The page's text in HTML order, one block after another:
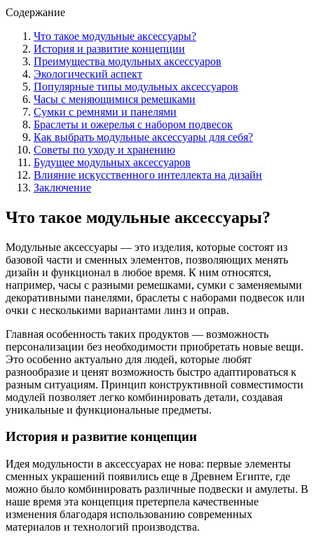
Содержание
Что такое модульные аксессуары?
История и развитие концепции
Преимущества модульных аксессуаров
Экологический аспект
Популярные типы модульных аксессуаров
Часы с меняющимися ремешками
Сумки с ремнями и панелями
Браслеты и ожерелья с набором подвесок
Как выбрать модульные аксессуары для себя?
Советы по уходу и хранению
Будущее модульных аксессуаров
Влияние искусственного интеллекта на дизайн
Заключение
Что такое модульные аксессуары?
Модульные аксессуары — это изделия, которые состоят из
базовой части и сменных элементов, позволяющих менять
дизайн и функционал в любое время. К ним относятся,
например, часы с разными ремешками, сумки с заменяемыми
декоративными панелями, браслеты с наборами подвесок или
очки с несколькими вариантами линз и оправ.
Главная особенность таких продуктов — возможность
персонализации без необходимости приобретать новые вещи.
Это особенно актуально для людей, которые любят
разнообразие и ценят возможность быстро адаптироваться к
разным ситуациям. Принцип конструктивной совместимости
модулей позволяет легко комбинировать детали, создавая
уникальные и функциональные предметы.
История и развитие концепции
Идея модульности в аксессуарах не нова: первые элементы
сменных украшений появились еще в Древнем Египте, где
можно было комбинировать различные подвески и амулеты. В
наше время эта концепция претерпела качественные
изменения благодаря использованию современных
материалов и технологий производства.